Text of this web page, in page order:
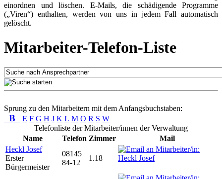
einordnen und löschen. E-Mails, die schädigende Programme
(„Viren“) enthalten, werden von uns in jedem Fall automatisch
gelöscht.
Mitarbeiter-Telefon-Liste
Sprung zu den Mitarbeitern mit dem Anfangsbuchstaben:
B E F G H J K L M O R S W
Telefonliste der Mitarbeiter/innen der Verwaltung
Name
Telefon Zimmer
Mail
Heckl Josef
Erster
Bürgermeister
08145
84-12
1.18